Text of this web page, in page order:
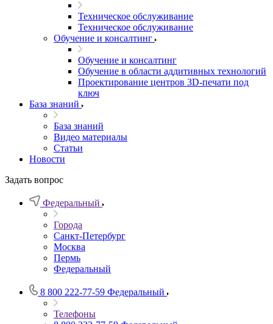
Техническое обслуживание
Техническое обслуживание
Обучение и консалтинг
Обучение и консалтинг
Обучение в области аддитивных технологий
Проектирование центров 3D-печати под
ключ
База знаний
База знаний
Видео материалы
Статьи
Новости
Задать вопрос
Федеральный
Города
Санкт-Петербург
Москва
Пермь
Федеральный
8 800 222-77-59 Федеральный
Телефоны